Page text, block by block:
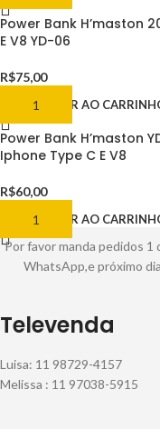
Power Bank H’maston
E V8 YD-06
R$75,00
ADICIONAR AO
Power Bank H’maston
Iphone Type C E V8
R$60,00
ADICIONAR AO
Por favor manda pedidos
WhatsApp,e próximo
Televenda
Luisa: 11 98729-4157
Melissa : 11 97038-5915